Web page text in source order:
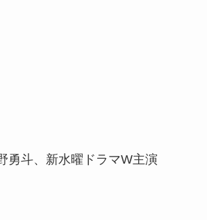
勇斗、新水曜ドラマW主演